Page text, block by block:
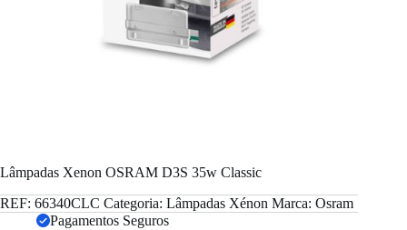
Lâmpadas Xenon OSRAM D3S 35w Classic
REF: 66340CLC Categoria: Lâmpadas Xénon Marca: Osram
Pagamentos Seguros